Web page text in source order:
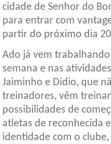
cidade de Senhor do
para entrar com
partir do próximo dia
Ado já vem
semana e nas
Jaiminho e Didio, que
treinadores, vêm
possibilidades de
atletas de reconhecida
identidade com o